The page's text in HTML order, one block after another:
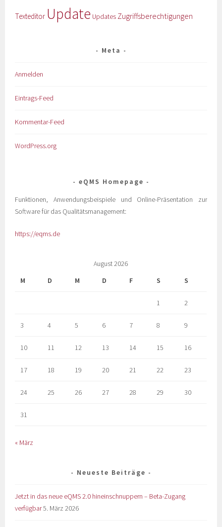
Texteditor Update Updates Zugriffsberechtigungen
Meta
Anmelden
Eintrags-Feed
Kommentar-Feed
WordPress.org
eQMS Homepage
Funktionen, Anwendungsbeispiele und Online-Präsentation zur
Software für das Qualitätsmanagement:
https://eqms.de
August 2026
M
D M D F S S
1 2
3 4 5 6 7 8 9
10 11 12 13 14 15 16
17 18 19 20 21 22 23
24 25 26 27 28 29 30
31
« März
Neueste Beiträge
Jetzt in das neue eQMS 2.0 hineinschnuppern – Beta-Zugang
verfügbar5. März 2026